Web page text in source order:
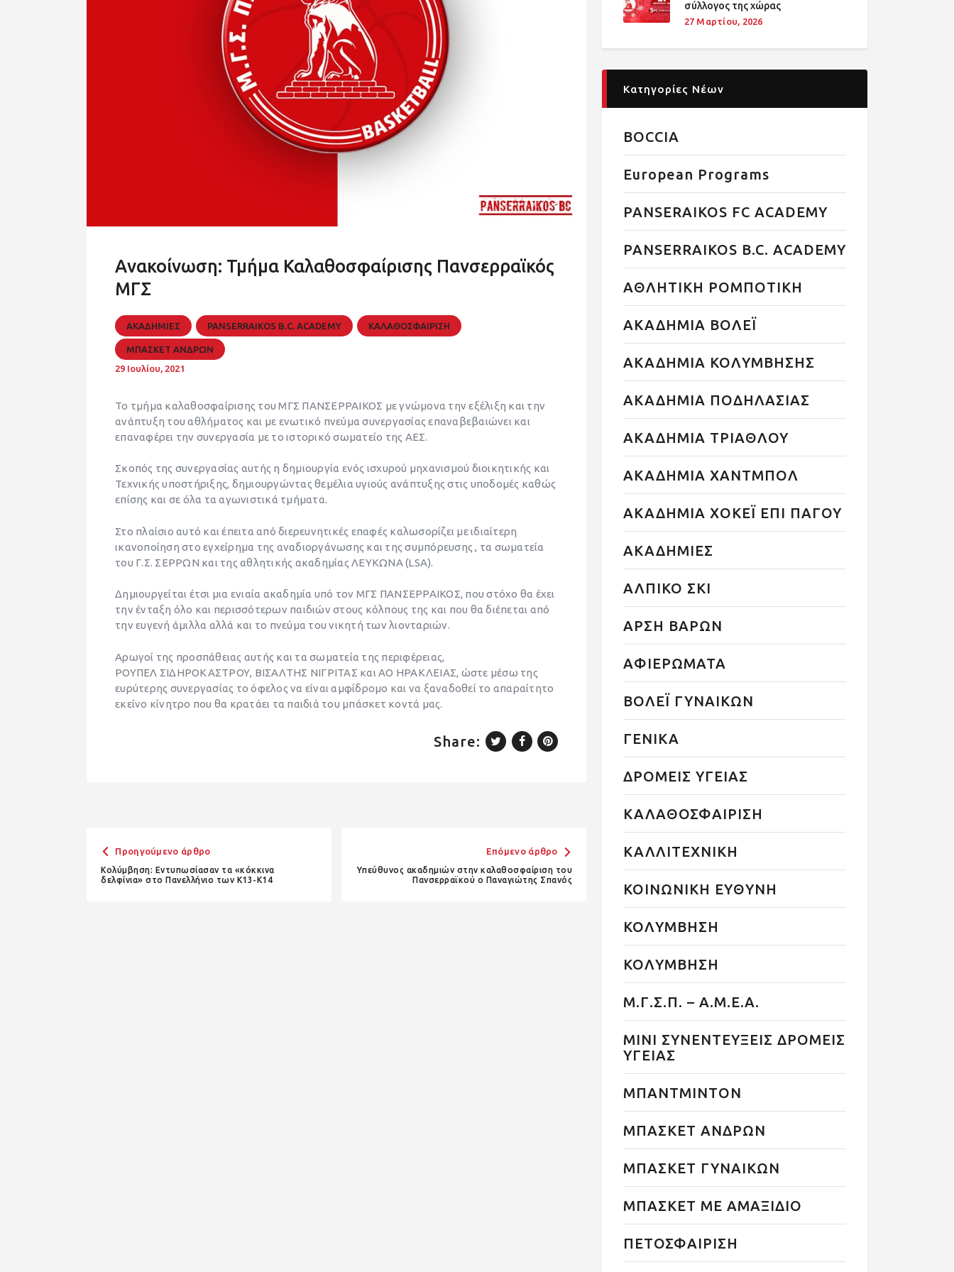
Ανακοίνωση: Τμήμα Καλαθοσφαίρισης Πανσερραϊκός
ΜΓΣ
ΑΚΑΔΗΜΙΕΣ PANSERRAIKOS B.C. ACADEMY ΚΑΛΑΘΟΣΦΑΙΡΙΣΗ
ΜΠΑΣΚΕΤ ΑΝΔΡΩΝ
29 Ιουλίου, 2021
Το τμήμα καλαθοσφαίρισης του ΜΓΣ ΠΑΝΣΕΡΡΑΙΚΟΣ με γνώμονα την εξέλιξη και την
ανάπτυξη του αθλήματος και με ενωτικό πνεύμα συνεργασίας επαναβεβαιώνει και
επαναφέρει την συνεργασία με το ιστορικό σωματείο της ΑΕΣ.
Σκοπός της συνεργασίας αυτής η δημιουργία ενός ισχυρού μηχανισμού διοικητικής και
Τεχνικής υποστήριξης, δημιουργώντας θεμέλια υγιούς ανάπτυξης στις υποδομές καθώς
επίσης και σε όλα τα αγωνιστικά τμήματα.
Στο πλαίσιο αυτό και έπειτα από διερευνητικές επαφές καλωσορίζει με ιδιαίτερη
ικανοποίηση στο εγχείρημα της αναδιοργάνωσης και της συμπόρευσης , τα σωματεία
του Γ.Σ. ΣΕΡΡΩΝ και της αθλητικής ακαδημίας ΛΕΥΚΩΝΑ (LSA).
Δημιουργείται έτσι μια ενιαία ακαδημία υπό τον ΜΓΣ ΠΑΝΣΕΡΡΑΙΚΟΣ, που στόχο θα έχει
την ένταξη όλο και περισσότερων παιδιών στους κόλπους της και που θα διέπεται από
την ευγενή άμιλλα αλλά και το πνεύμα του νικητή των λιονταριών.
Αρωγοί της προσπάθειας αυτής και τα σωματεία της περιφέρειας,
ΡΟΥΠΕΛ ΣΙΔΗΡΟΚΑΣΤΡΟΥ, ΒΙΣΑΛΤΗΣ ΝΙΓΡΙΤΑΣ και ΑΟ ΗΡΑΚΛΕΙΑΣ, ώστε μέσω της
ευρύτερης συνεργασίας το όφελος να είναι αμφίδρομο και να ξαναδοθεί το απαραίτητο
εκείνο κίνητρο που θα κρατάει τα παιδιά του μπάσκετ κοντά μας.
Share:
Προηγούμενο άρθρο
Κολύμβηση: Εντυπωσίασαν τα «κόκκινα
δελφίνια» στο Πανελλήνιο των Κ13-Κ14
Επόμενο άρθρο
Υπεύθυνος ακαδημιών στην καλαθοσφαίριση του
Πανσερραϊκού ο Παναγιώτης Σπανός
σύλλογος της χώρας
27 Μαρτίου, 2026
Κατηγορίες Νέων
BOCCIA
European Programs
PANSERAIKOS FC ACADEMY
PANSERRAIKOS B.C. ACADEMY
ΑΘΛΗΤΙΚΗ ΡΟΜΠΟΤΙΚΗ
ΑΚΑΔΗΜΙΑ ΒΟΛΕΪ
ΑΚΑΔΗΜΙΑ ΚΟΛΥΜΒΗΣΗΣ
ΑΚΑΔΗΜΙΑ ΠΟΔΗΛΑΣΙΑΣ
ΑΚΑΔΗΜΙΑ ΤΡΙΑΘΛΟΥ
ΑΚΑΔΗΜΙΑ ΧΑΝΤΜΠΟΛ
ΑΚΑΔΗΜΙΑ ΧΟΚΕΪ ΕΠΙ ΠΑΓΟΥ
ΑΚΑΔΗΜΙΕΣ
ΑΛΠΙΚΟ ΣΚΙ
ΑΡΣΗ ΒΑΡΩΝ
ΑΦΙΕΡΩΜΑΤΑ
ΒΟΛΕΪ ΓΥΝΑΙΚΩΝ
ΓΕΝΙΚΑ
ΔΡΟΜΕΙΣ ΥΓΕΙΑΣ
ΚΑΛΑΘΟΣΦΑΙΡΙΣΗ
ΚΑΛΛΙΤΕΧΝΙΚΗ
ΚΟΙΝΩΝΙΚΗ ΕΥΘΥΝΗ
ΚΟΛΥΜΒΗΣΗ
ΚΟΛΥΜΒΗΣΗ
Μ.Γ.Σ.Π. – Α.Μ.Ε.Α.
ΜΙΝΙ ΣΥΝΕΝΤΕΥΞΕΙΣ ΔΡΟΜΕΙΣ
ΥΓΕΙΑΣ
ΜΠΑΝΤΜΙΝΤΟΝ
ΜΠΑΣΚΕΤ ΑΝΔΡΩΝ
ΜΠΑΣΚΕΤ ΓΥΝΑΙΚΩΝ
ΜΠΑΣΚΕΤ ΜΕ ΑΜΑΞΙΔΙΟ
ΠΕΤΟΣΦΑΙΡΙΣΗ